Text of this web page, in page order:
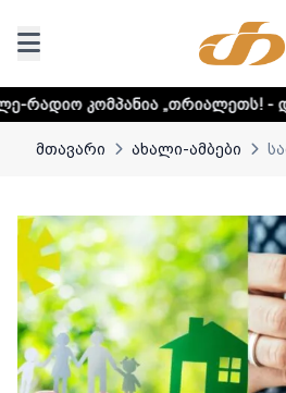
„თრიალეთს! - დეტალური
მთავარი ახალი-ამბები